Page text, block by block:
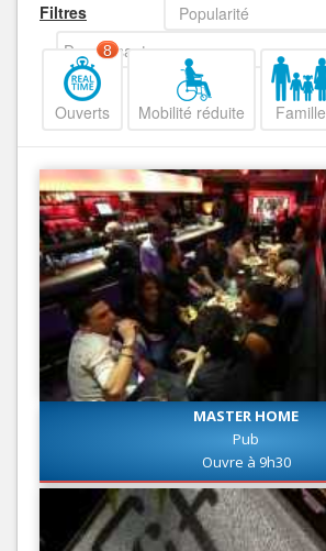
Filtres
Popularité
Decroissant
Ouverts
8
Mobilité réduite Famille
MASTER HOME
Pub
Ouvre à 9h30